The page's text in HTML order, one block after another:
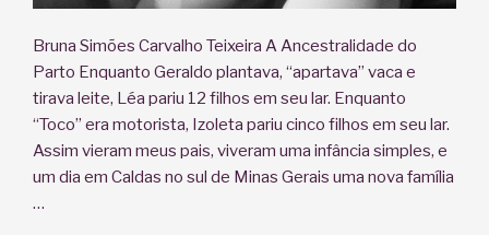
Bruna Simões Carvalho Teixeira A Ancestralidade do
Parto Enquanto Geraldo plantava, “apartava” vaca e
tirava leite, Léa pariu 12 filhos em seu lar. Enquanto
“Toco” era motorista, Izoleta pariu cinco filhos em seu lar.
Assim vieram meus pais, viveram uma infância simples, e
um dia em Caldas no sul de Minas Gerais uma nova família
…